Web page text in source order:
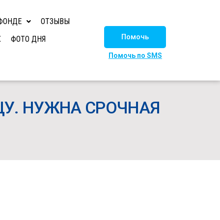
ОТЗЫВЫ
ФОТО ДНЯ Помочь
Помочь по SMS
НУЖНА СРОЧНАЯ